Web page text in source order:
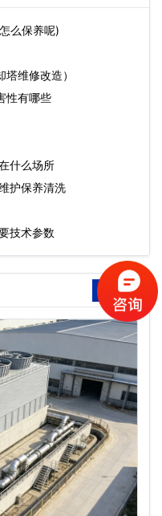
么保养呢)
维修改造）
性有哪些
什么场所
护保养清洗
技术参数